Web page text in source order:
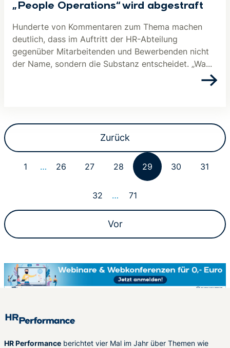
„People Operations“ wird abgestraft
Hunderte von Kommentaren zum Thema machen
deutlich, dass im Auftritt der HR-Abteilung
gegenüber Mitarbeitenden und Bewerbenden nicht
der Name, sondern die Substanz entscheidet. „Wa...
Zurück
1 … 26 27 28 29 30 31
32 … 71
Vor
HR Performance berichtet vier Mal im Jahr über Themen wie